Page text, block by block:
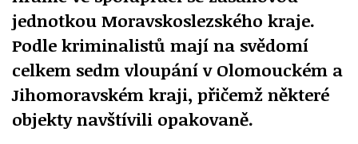
jednotkou Moravskoslezského kraje.
Podle kriminalistů mají na svědomí
celkem sedm vloupání v Olomouckém a
Jihomoravském kraji, přičemž některé
objekty navštívili opakovaně.